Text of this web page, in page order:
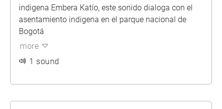
indigena Embera Katío, este sonido dialoga con el
asentamiento indigena en el parque nacional de
Bogotá
more
1 sound